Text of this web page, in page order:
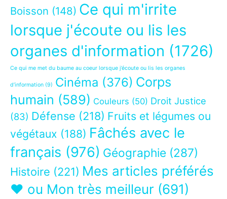
Boisson (148) Ce qui m'irrite
lorsque j'écoute ou lis les
organes d'information (1726)
Ce qui me met du baume au coeur lorsque j’écoute ou lis les organes
d’information (9) Cinéma (376) Corps
humain (589) Couleurs (50) Droit Justice
(83) Défense (218) Fruits et légumes ou
végétaux (188) Fâchés avec le
français (976) Géographie (287)
Histoire (221) Mes articles préférés
❤ ou Mon très meilleur (691)